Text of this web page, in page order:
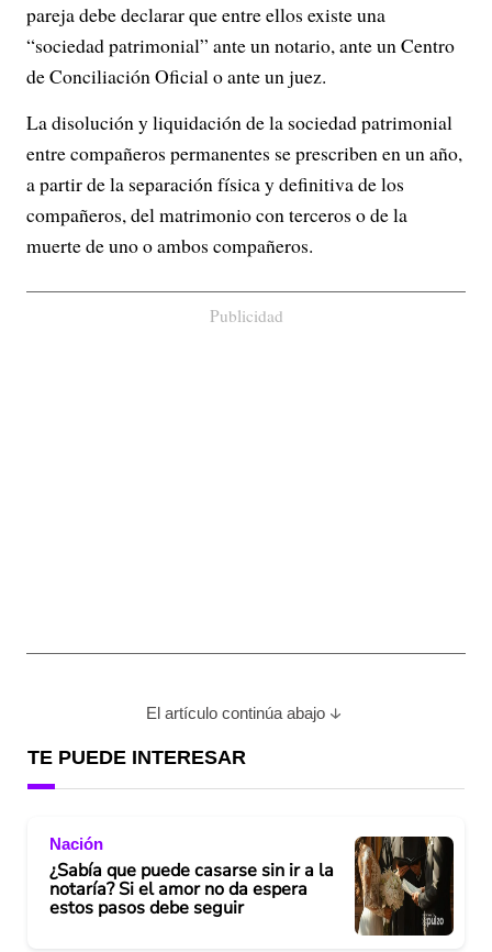
pareja debe declarar que entre ellos existe una
“sociedad patrimonial” ante un notario, ante un Centro
de Conciliación Oficial o ante un juez.
La disolución y liquidación de la sociedad patrimonial
entre compañeros permanentes se prescriben en un año,
a partir de la separación física y definitiva de los
compañeros, del matrimonio con terceros o de la
muerte de uno o ambos compañeros.
Publicidad
El artículo continúa abajo
TE PUEDE INTERESAR
Nación
¿Sabía que puede casarse sin ir a la
notaría? Si el amor no da espera
estos pasos debe seguir